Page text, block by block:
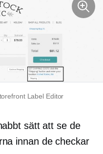
Label Editor
sätt att se de
innan de checkar